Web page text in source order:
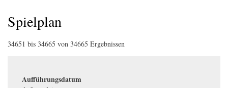
Sie sind hier
Spielplan
34651 bis 34665 von 34665 Ergebnissen
Aufführungsdatum